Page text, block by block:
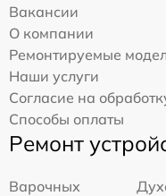
Вакансии
О компании
Ремонтируемые
Наши услуги
Согласие на
Способы оплаты
Ремонт
Варочных